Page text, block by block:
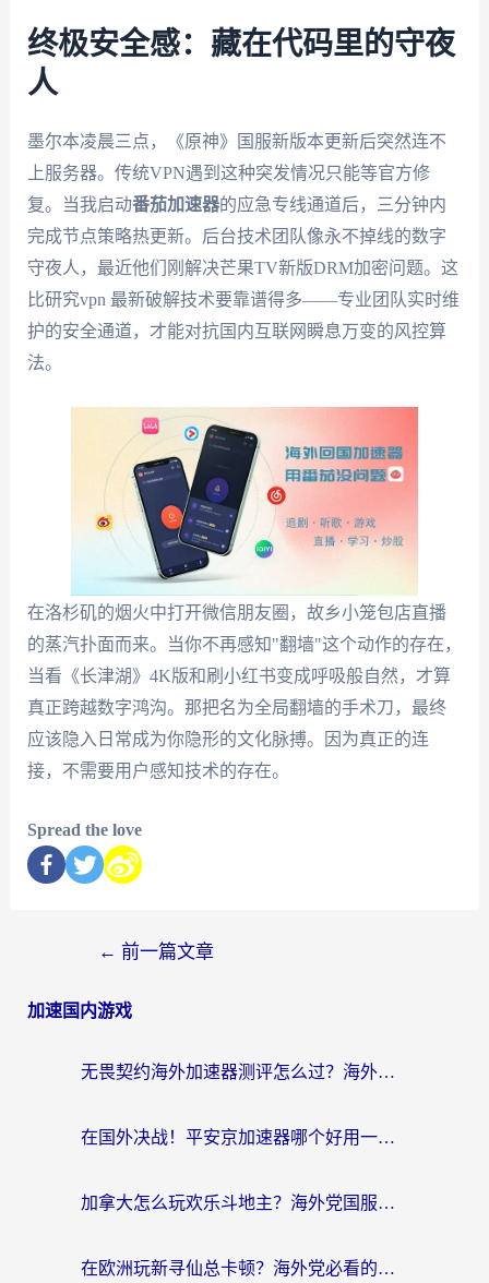
终极安全感：藏在代码里的守夜
人
墨尔本凌晨三点，《原神》国服新版本更新后突然连不
上服务器。传统VPN遇到这种突发情况只能等官方修
复。当我启动番茄加速器的应急专线通道后，三分钟内
完成节点策略热更新。后台技术团队像永不掉线的数字
守夜人，最近他们刚解决芒果TV新版DRM加密问题。这
比研究vpn 最新破解技术要靠谱得多——专业团队实时维
护的安全通道，才能对抗国内互联网瞬息万变的风控算
法。
在洛杉矶的烟火中打开微信朋友圈，故乡小笼包店直播
的蒸汽扑面而来。当你不再感知"翻墙"这个动作的存在，
当看《长津湖》4K版和刷小红书变成呼吸般自然，才算
真正跨越数字鸿沟。那把名为全局翻墙的手术刀，最终
应该隐入日常成为你隐形的文化脉搏。因为真正的连
接，不需要用户感知技术的存在。
Spread the love
← 前一篇文章
加速国内游戏
无畏契约海外加速器测评怎么过？海外玩家亲测实用指南（附小众技巧）
在国外决战！平安京加速器哪个好用一点？老玩家亲测番茄加速器全解析
加拿大怎么玩欢乐斗地主？海外党国服游戏加速终极指南（附绝地求生未来之役300英雄实测）
在欧洲玩新寻仙总卡顿？海外党必看的国服游戏加速全攻略